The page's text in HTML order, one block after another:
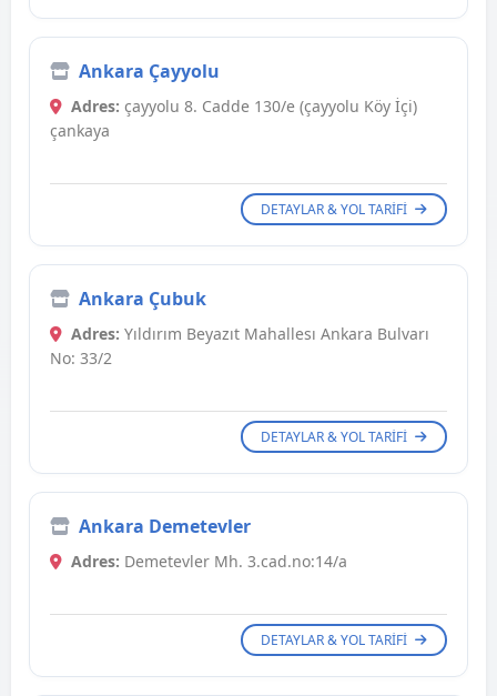
Ankara Çayyolu
Adres: çayyolu 8. Cadde 130/e (çayyolu Köy İçi)
çankaya
DETAYLAR & YOL TARIFI
Ankara Çubuk
Adres: Yıldırım Beyazıt Mahallesı Ankara Bulvarı
No: 33/2
DETAYLAR & YOL TARIFI
Ankara Demetevler
Adres: Demetevler Mh. 3.cad.no:14/a
DETAYLAR & YOL TARIFI